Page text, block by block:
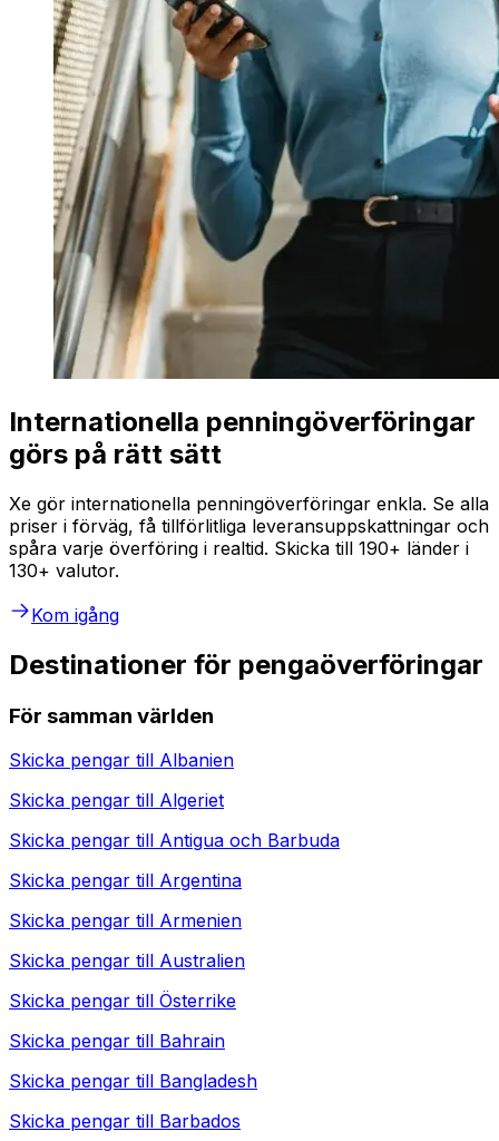
Internationella penningöverföringar
görs på rätt sätt
Xe gör internationella penningöverföringar enkla. Se alla
priser i förväg, få tillförlitliga leveransuppskattningar och
spåra varje överföring i realtid. Skicka till 190+ länder i
130+ valutor.
Kom igång
Destinationer för pengaöverföringar
För samman världen
Skicka pengar till Albanien
Skicka pengar till Algeriet
Skicka pengar till Antigua och Barbuda
Skicka pengar till Argentina
Skicka pengar till Armenien
Skicka pengar till Australien
Skicka pengar till Österrike
Skicka pengar till Bahrain
Skicka pengar till Bangladesh
Skicka pengar till Barbados